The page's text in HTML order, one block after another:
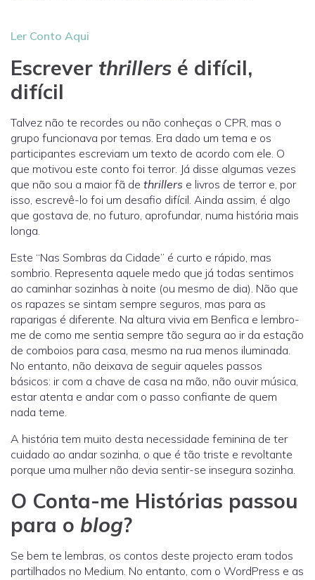
Ler Conto Aqui
Escrever thrillers é difícil,
difícil
Talvez não te recordes ou não conheças o CPR, mas o
grupo funcionava por temas. Era dado um tema e os
participantes escreviam um texto de acordo com ele. O
que motivou este conto foi terror. Já disse algumas vezes
que não sou a maior fã de thrillers e livros de terror e, por
isso, escrevê-lo foi um desafio difícil. Ainda assim, é algo
que gostava de, no futuro, aprofundar, numa história mais
longa.
Este “Nas Sombras da Cidade” é curto e rápido, mas
sombrio. Representa aquele medo que já todas sentimos
ao caminhar sozinhas à noite (ou mesmo de dia). Não que
os rapazes se sintam sempre seguros, mas para as
raparigas é diferente. Na altura vivia em Benfica e lembro-
me de como me sentia sempre tão segura ao ir da estação
de comboios para casa, mesmo na rua menos iluminada.
No entanto, não deixava de seguir aqueles passos
básicos: ir com a chave de casa na mão, não ouvir música,
estar atenta e andar com o passo confiante de quem
nada teme.
A história tem muito desta necessidade feminina de ter
cuidado ao andar sozinha, o que é tão triste e revoltante
porque uma mulher não devia sentir-se insegura sozinha.
O Conta-me Histórias passou
para o blog?
Se bem te lembras, os contos deste projecto eram todos
partilhados no Medium. No entanto, com o WordPress e as